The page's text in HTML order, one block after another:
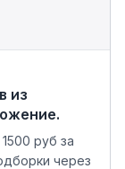
из
руб за
через